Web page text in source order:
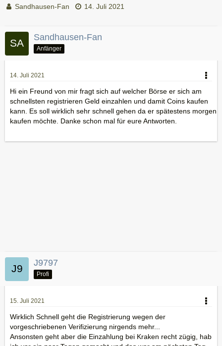
Sandhausen-Fan 14. Juli 2021
Sandhausen-Fan
Anfänger
14. Juli 2021
Hi ein Freund von mir fragt sich auf welcher Börse er sich am
schnellsten registrieren Geld einzahlen und damit Coins kaufen
kann. Es soll wirklich sehr schnell gehen da er spätestens morgen
kaufen möchte. Danke schon mal für eure Antworten.
J9797
Profi
15. Juli 2021
Wirklich Schnell geht die Registrierung wegen der
vorgeschriebenen Verifizierung nirgends mehr...
Ansonsten geht aber die Einzahlung bei Kraken recht zügig, hab